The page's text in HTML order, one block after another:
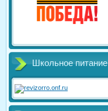
Школьное питание